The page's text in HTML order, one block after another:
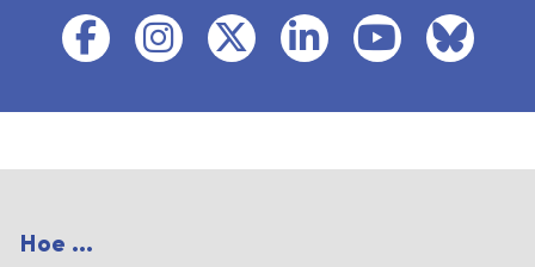
Hoe ...